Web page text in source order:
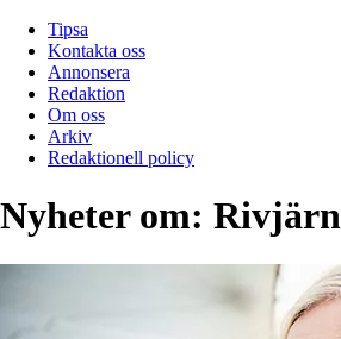
Tipsa
Kontakta oss
Annonsera
Redaktion
Om oss
Arkiv
Redaktionell policy
Nyheter om: Rivjärn